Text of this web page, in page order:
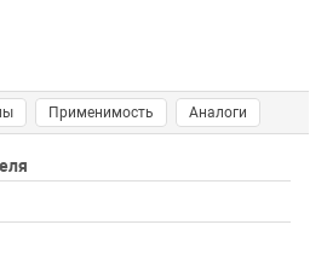
Применимость Аналоги